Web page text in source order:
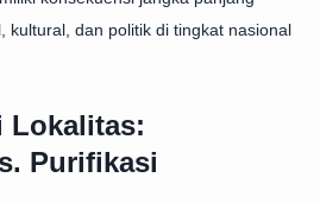
kultural, dan politik di tingkat nasional
Lokalitas:
Purifikasi